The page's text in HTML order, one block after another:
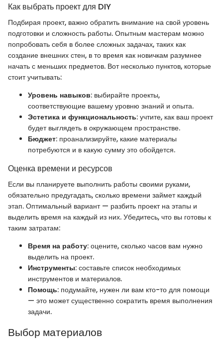
Как выбрать проект для DIY
Подбирая проект, важно обратить внимание на свой уровень
подготовки и сложность работы. Опытным мастерам можно
попробовать себя в более сложных задачах, таких как
создание внешних стен, в то время как новичкам разумнее
начать с меньших предметов. Вот несколько пунктов, которые
стоит учитывать:
Уровень навыков: выбирайте проекты,
соответствующие вашему уровню знаний и опыта.
Эстетика и функциональность: учтите, как ваш проект
будет выглядеть в окружающем пространстве.
Бюджет: проанализируйте, какие материалы
потребуются и в какую сумму это обойдется.
Оценка времени и ресурсов
Если вы планируете выполнить работы своими руками,
обязательно предугадать, сколько времени займет каждый
этап. Оптимальный вариант — разбить проект на этапы и
выделить время на каждый из них. Убедитесь, что вы готовы к
таким затратам:
Время на работу: оцените, сколько часов вам нужно
выделить на проект.
Инструменты: составьте список необходимых
инструментов и материалов.
Помощь: подумайте, нужен ли вам кто-то для помощи
— это может существенно сократить время выполнения
задачи.
Выбор материалов